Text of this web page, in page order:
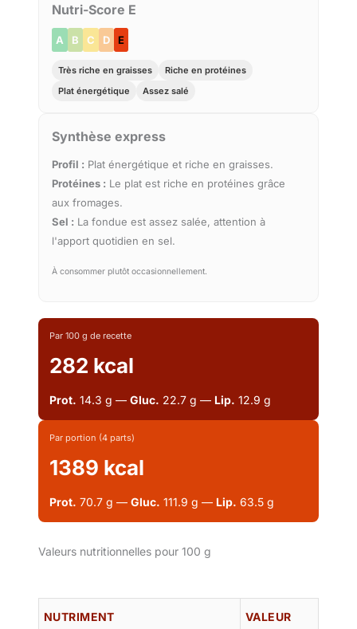
Nutri-Score E
A B C D E
Très riche en graisses
Riche en protéines
Plat énergétique
Assez salé
Synthèse express
Profil : Plat énergétique et riche en graisses.
Protéines : Le plat est riche en protéines grâce
aux fromages.
Sel : La fondue est assez salée, attention à
l'apport quotidien en sel.
À consommer plutôt occasionnellement.
Par 100 g de recette
282 kcal
Prot. 14.3 g — Gluc. 22.7 g — Lip. 12.9 g
Par portion (4 parts)
1389 kcal
Prot. 70.7 g — Gluc. 111.9 g — Lip. 63.5 g
Valeurs nutritionnelles pour 100 g
NUTRIMENT VALEUR